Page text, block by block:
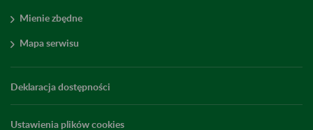
Mienie zbędne
Mapa serwisu
Deklaracja dostępności
Ustawienia plików cookies